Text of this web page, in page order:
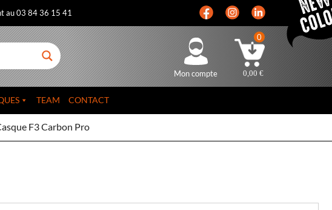
au 03 84 36 15 41
Mon compte
0
0,00 €
TEAM CONTACT
F3 Carbon Pro